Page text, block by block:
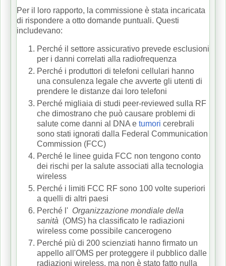
Per il loro rapporto, la commissione è stata incaricata
di rispondere a otto domande puntuali. Questi
includevano:
Perché il settore assicurativo prevede esclusioni
per i danni correlati alla radiofrequenza
Perché i produttori di telefoni cellulari hanno
una consulenza legale che avverte gli utenti di
prendere le distanze dai loro telefoni
Perché migliaia di studi peer-reviewed sulla RF
che dimostrano che può causare problemi di
salute come danni al DNA e tumori cerebrali
sono stati ignorati dalla Federal Communication
Commission (FCC)
Perché le linee guida FCC non tengono conto
dei rischi per la salute associati alla tecnologia
wireless
Perché i limiti FCC RF sono 100 volte superiori
a quelli di altri paesi
Perché l' Organizzazione mondiale della
sanità (OMS) ha classificato le radiazioni
wireless come possibile cancerogeno
Perché più di 200 scienziati hanno firmato un
appello all'OMS per proteggere il pubblico dalle
radiazioni wireless, ma non è stato fatto nulla